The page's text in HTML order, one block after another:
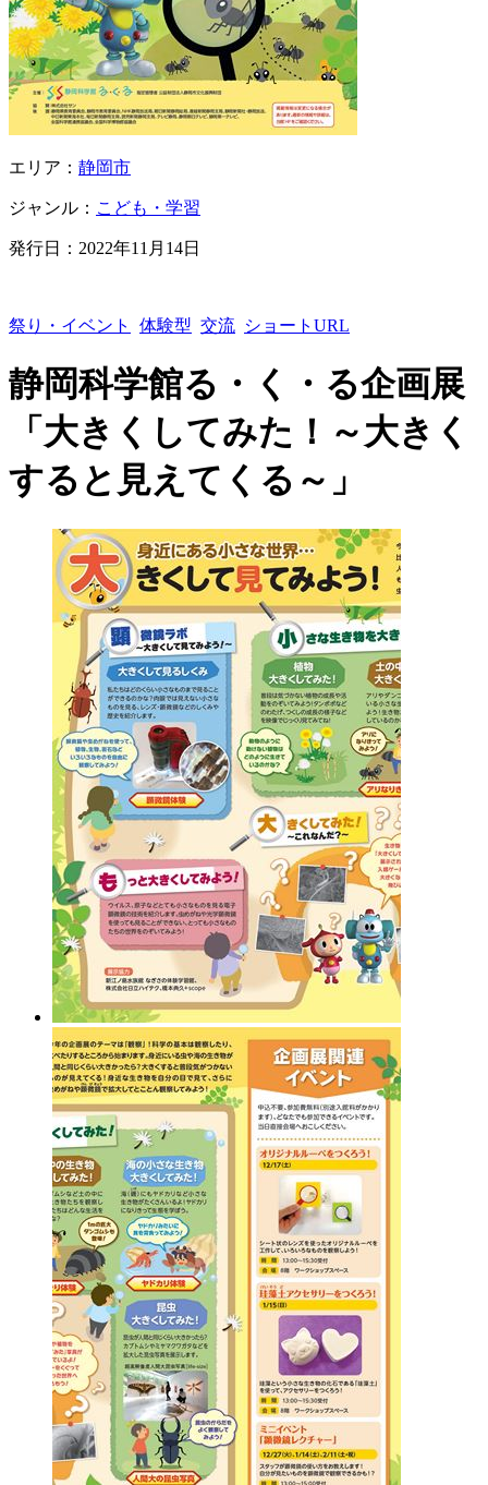
エリア： 静岡市
ジャンル： こども・学習
発行日： 2022年11月14日
祭り・イベント 体験型 交流 ショートURL
静岡科学館る・く・る企画展
「大きくしてみた！～大きく
すると見えてくる～」